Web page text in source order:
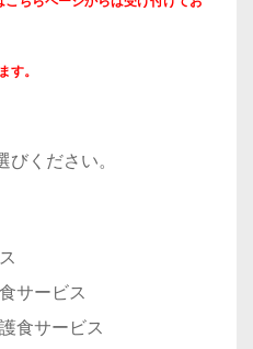
す。
ください。
サービス
食サービス